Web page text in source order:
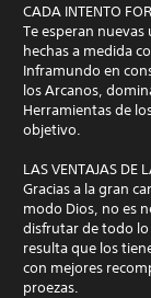
CADA INTENTO
Te esperan
hechas a medida
Inframundo en
los Arcanos,
Herramientas de
objetivo.
LAS VENTAJAS DE
Gracias a la gran
modo Dios, no es
disfrutar de todo lo
resulta que los
con mejores
proezas.